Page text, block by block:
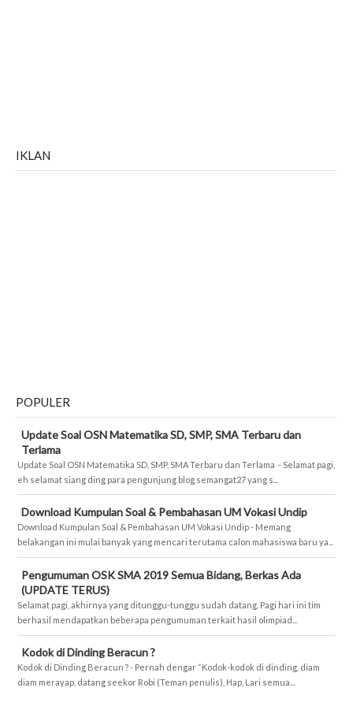
IKLAN
POPULER
Update Soal OSN Matematika SD, SMP, SMA Terbaru dan
Terlama
Update Soal OSN Matematika SD, SMP, SMA Terbaru dan Terlama - Selamat pagi,
eh selamat siang ding para pengunjung blog semangat27 yang s...
Download Kumpulan Soal & Pembahasan UM Vokasi Undip
Download Kumpulan Soal & Pembahasan UM Vokasi Undip - Memang
belakangan ini mulai banyak yang mencari terutama calon mahasiswa baru ya...
Pengumuman OSK SMA 2019 Semua Bidang, Berkas Ada
(UPDATE TERUS)
Selamat pagi, akhirnya yang ditunggu-tunggu sudah datang. Pagi hari ini tim
berhasil mendapatkan beberapa pengumuman terkait hasil olimpiad...
Kodok di Dinding Beracun ?
Kodok di Dinding Beracun ? - Pernah dengar “Kodok-kodok di dinding, diam
diam merayap, datang seekor Robi (Teman penulis), Hap, Lari semua...